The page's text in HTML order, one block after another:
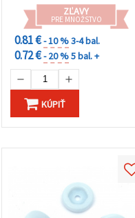
ZĽAVY
PRE MNOŽSTVO
0.81 €- 10 %3-4 bal.
0.72 €- 20 %5 bal. +
KÚPIŤ